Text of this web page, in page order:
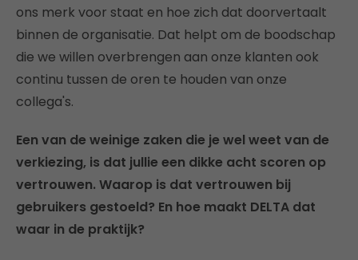
ons merk voor staat en hoe zich dat doorvertaalt
binnen de organisatie. Dat helpt om de boodschap
die we willen overbrengen aan onze klanten ook
continu tussen de oren te houden van onze
collega's.
Een van de weinige zaken die je wel weet van de
verkiezing, is dat jullie een dikke acht scoren op
vertrouwen. Waarop is dat vertrouwen bij
gebruikers gestoeld? En hoe maakt DELTA dat
waar in de praktijk?